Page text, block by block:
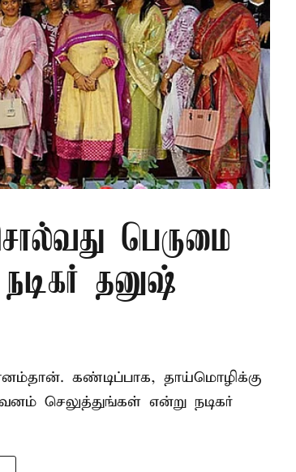
பெருமை
தனுஷ்
கண்டிப்பாக, தாய்மொழிக்கு
செலுத்துங்கள் என்று நடிகர்